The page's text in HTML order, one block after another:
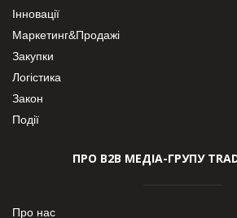
Інновації
Маркетинг&Продажі
Закупки
Логістика
Закон
Події
ПРО В2В МЕДІА-ГРУПУ
Про нас